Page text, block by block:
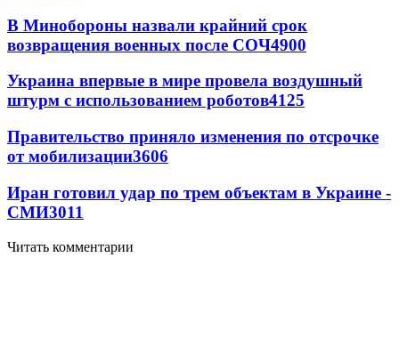
В Минобороны назвали крайний срок
возвращения военных после СОЧ4900
Украина впервые в мире провела воздушный
штурм с использованием роботов4125
Правительство приняло изменения по отсрочке
от мобилизации3606
Иран готовил удар по трем объектам в Украине -
СМИ3011
Читать комментарии